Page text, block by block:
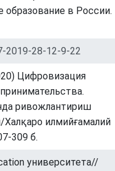
в России.
2019-28-12-9-22
Цифровизация
ривожлантириш
илмийғамалий
309 б.
университета//